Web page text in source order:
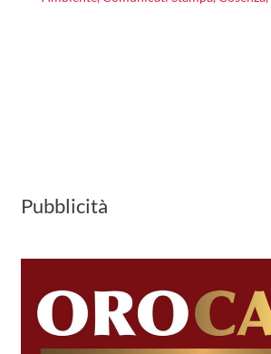
Pubblicità